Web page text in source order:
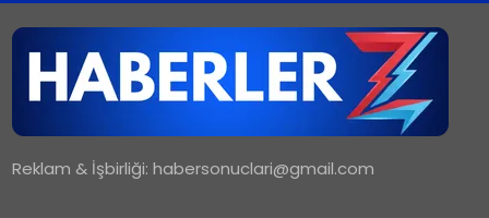
TEKNOLOJI
Reklam & İşbirliği:habersonuclari@gmail.com